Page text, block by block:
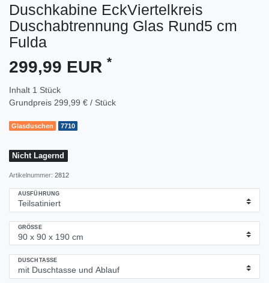
Duschkabine EckViertelkreis
Duschabtrennung Glas Rund5 cm
Fulda
299,99 EUR *
Inhalt 1 Stück
Grundpreis 299,99 € / Stück
Glasduschen 7710
Nicht Lagernd
Artikelnummer: 2812
AUSFÜHRUNG
GRÖSSE
DUSCHTASSE